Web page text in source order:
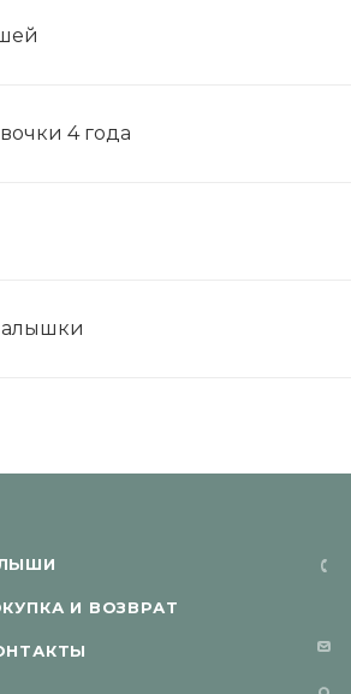
4 года
И ВОЗВРАТ